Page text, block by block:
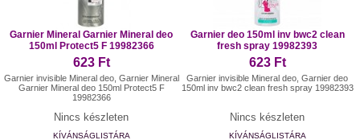
Garnier Mineral Garnier Mineral deo
150ml Protect5 F 19982366
623 Ft
Garnier invisible Mineral deo, Garnier Mineral
Garnier Mineral deo 150ml Protect5 F
19982366
Nincs készleten
KÍVÁNSÁGLISTÁRA
Garnier deo 150ml inv bwc2 clean
fresh spray 19982393
623 Ft
Garnier invisible Mineral deo, Garnier deo
150ml inv bwc2 clean fresh spray 19982393
Nincs készleten
KÍVÁNSÁGLISTÁRA